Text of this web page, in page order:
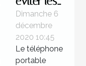
risques
des écrans
de
téléphones
Dimanche 6
décembre
2020 10:45
Le téléphone
portable